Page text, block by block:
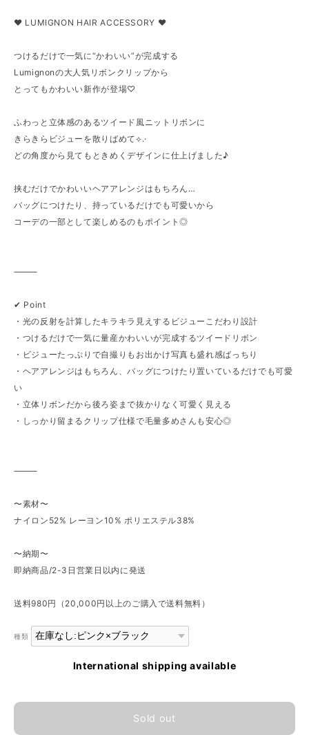
♥ LUMIGNON HAIR ACCESSORY ♥
つけるだけで一気に“かわいい”が完成する
Lumignonの大人気リボンクリップから
とってもかわいい新作が登場♡
ふわっと立体感のあるツイード風ニットリボンに
きらきらビジューを散りばめて⟡.·
どの角度から見てもときめくデザインに仕上げました♪
挟むだけでかわいいヘアアレンジはもちろん…
バッグにつけたり、持っているだけでも可愛いから
コーデの一部として楽しめるのもポイント◎
⸻
✔︎ Point
・光の反射を計算したキラキラ見えするビジューこだわり設計
・つけるだけで一気に量産かわいいが完成するツイードリボン
・ビジューたっぷりで自撮りもお出かけ写真も盛れ感ばっちり
・ヘアアレンジはもちろん、バッグにつけたり置いているだけでも可愛
い
・立体リボンだから後ろ姿まで抜かりなく可愛く見える
・しっかり留まるクリップ仕様で毛量多めさんも安心◎
⸻
〜素材〜
ナイロン52% レーヨン10% ポリエステル38%
〜納期〜
即納商品/2-3日営業日以内に発送
送料980円（20,000円以上のご購入で送料無料）
種類
International shipping available
Sold out